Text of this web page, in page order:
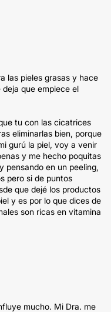
las pieles grasas y hace
que empiece el
tu con las cicatrices
eliminarlas bien, porque
gurú la piel, voy a venir
y me hecho poquitas
pensando en un peeling,
pero si de puntos
que dejé los productos
y es por lo que dices de
son ricas en vitamina
mucho. Mi Dra. me